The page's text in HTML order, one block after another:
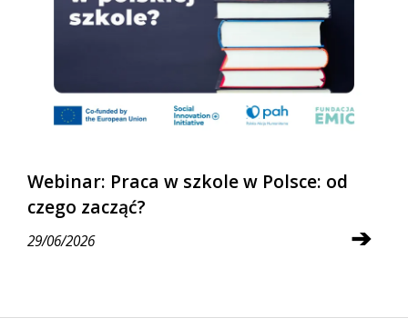
Webinar: Praca w szkole w Polsce: od
czego zacząć?
➔
29/06/2026